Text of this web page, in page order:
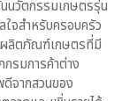
นวัตกรรมเกษตรรุ่น
จสำหรับครอบครัว
ผลิตภัณฑ์เกษตรที่มี
กรมการค้าต่าง
จากสวนของ